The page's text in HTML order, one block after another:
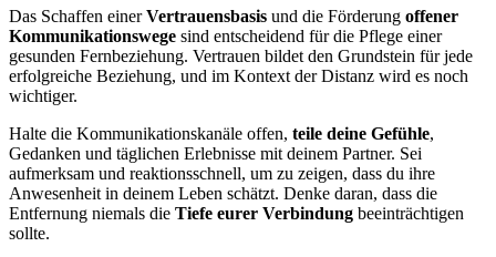
Das Schaffen einerVertrauensbasis und die Förderung offener
Kommunikationswege sind entscheidend für die Pflege einer
gesunden Fernbeziehung. Vertrauen bildet den Grundstein für jede
erfolgreiche Beziehung, und im Kontext der Distanz wird es noch
wichtiger.
Halte die Kommunikationskanäle offen, teile deine Gefühle,
Gedanken und täglichen Erlebnisse mit deinem Partner. Sei
aufmerksam und reaktionsschnell, um zu zeigen, dass du ihre
Anwesenheit in deinem Leben schätzt. Denke daran, dass die
Entfernung niemals die Tiefe eurer Verbindung beeinträchtigen
sollte.